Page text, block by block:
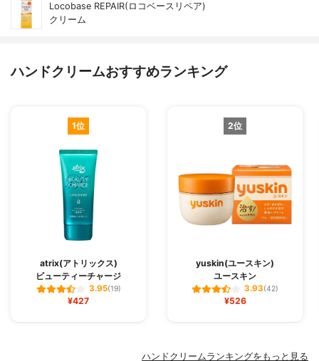
Locobase REPAIR(ロコベースリペア)
クリーム
ハンドクリームおすすめランキング
1位
atrix(アトリックス)
ビューティーチャージ
3.95(19)
¥427
2位
yuskin(ユースキン)
ユースキン
3.93(42)
¥526
ハンドクリームランキングをもっと見る